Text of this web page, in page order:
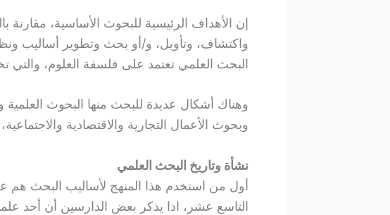
إن الأهداف الرئيسية للبحوث الأساسية، مقارنة
واكتشاف، وتأويل، و/أو بحث وتطوير أساليب ونظم
البحث العلمي تعتمد على فلسفة العلوم، والتي
وهناك أشكال عديدة للبحث منها البحوث العلمية
وبحوث الأعمال التجارية والاقتصادية
نشأة وتاريخ البحث العلمي
أول من استخدم هذا المنهج لأساليب البحث هم
التاسع عشر، اذا يذكر بعض الدارسين أن أحد